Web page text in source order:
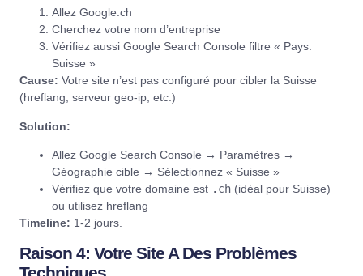
Allez Google.ch
Cherchez votre nom d’entreprise
Vérifiez aussi Google Search Console filtre « Pays:
Suisse »
Cause: Votre site n’est pas configuré pour cibler la Suisse
(hreflang, serveur geo-ip, etc.)
Solution:
Allez Google Search Console → Paramètres →
Géographie cible → Sélectionnez « Suisse »
Vérifiez que votre domaine est .ch (idéal pour Suisse)
ou utilisez hreflang
Timeline: 1-2 jours.
Raison 4: Votre Site A Des Problèmes
Techniques